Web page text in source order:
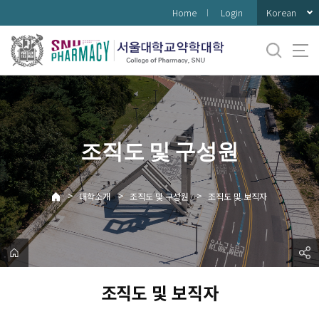
로
메
뉴
Home Login Korean
조직도 및 구성원
> 대학소개 > 조직도 및 구성원 > 조직도 및 보직자
조직도 및 보직자